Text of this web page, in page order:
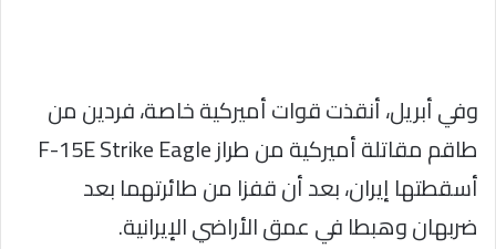
وفي أبريل، أنقذت قوات أميركية خاصة، فردين من
طاقم مقاتلة أميركية من طراز F-15E Strike Eagle
أسقطتها إيران، بعد أن قفزا من طائرتهما بعد
ضربهان وهبطا في عمق الأراضي الإيرانية.